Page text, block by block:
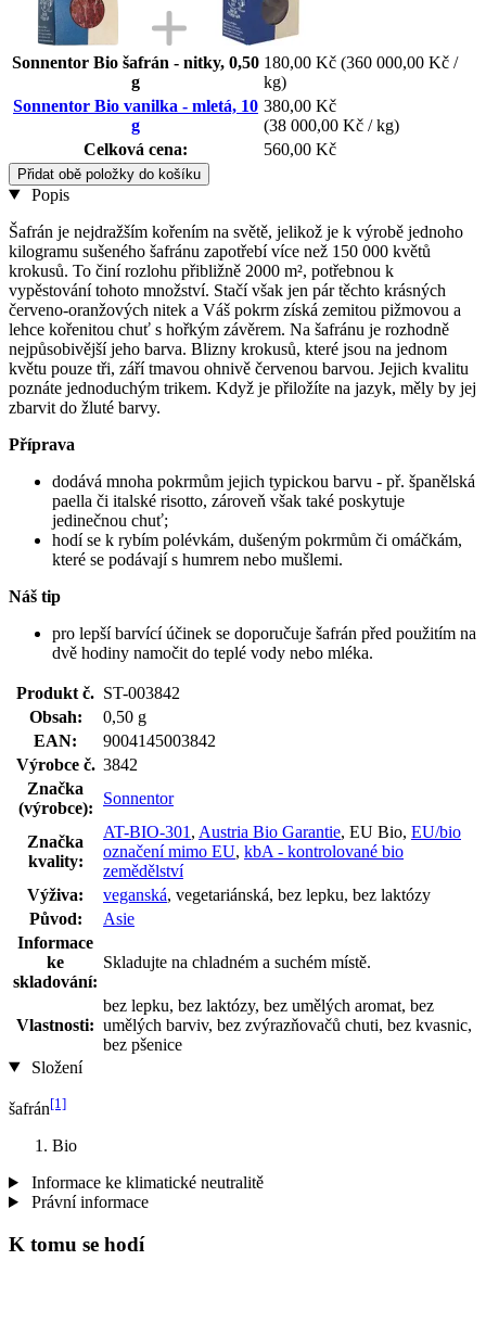
Sonnentor Bio šafrán - nitky, 0,50
g
180,00 Kč (360 000,00 Kč /
kg)
Sonnentor Bio vanilka - mletá, 10
g
380,00 Kč
(38 000,00 Kč / kg)
Celková cena:
560,00 Kč
Přidat obě položky do košíku
Popis
Šafrán je nejdražším kořením na světě, jelikož je k výrobě jednoho
kilogramu sušeného šafránu zapotřebí více než 150 000 květů
krokusů. To činí rozlohu přibližně 2000 m², potřebnou k
vypěstování tohoto množství. Stačí však jen pár těchto krásných
červeno-oranžových nitek a Váš pokrm získá zemitou pižmovou a
lehce kořenitou chuť s hořkým závěrem. Na šafránu je rozhodně
nejpůsobivější jeho barva. Blizny krokusů, které jsou na jednom
květu pouze tři, září tmavou ohnivě červenou barvou. Jejich kvalitu
poznáte jednoduchým trikem. Když je přiložíte na jazyk, měly by jej
zbarvit do žluté barvy.
Příprava
dodává mnoha pokrmům jejich typickou barvu - př. španělská
paella či italské risotto, zároveň však také poskytuje
jedinečnou chuť;
hodí se k rybím polévkám, dušeným pokrmům či omáčkám,
které se podávají s humrem nebo mušlemi.
Náš tip
pro lepší barvící účinek se doporučuje šafrán před použitím na
dvě hodiny namočit do teplé vody nebo mléka.
Produkt č. ST-003842
Obsah:
0,50 g
EAN:
9004145003842
Výrobce č. 3842
Značka
(výrobce):
Sonnentor
Značka
kvality:
AT-BIO-301 , Austria Bio Garantie, EU Bio, EU/bio
označení mimo EU, kbA - kontrolované bio
zemědělství
Výživa:
veganská, vegetariánská, bez lepku, bez laktózy
Původ:
Asie
Informace
ke
skladování:
Skladujte na chladném a suchém místě.
Vlastnosti:
bez lepku, bez laktózy, bez umělých aromat, bez
umělých barviv, bez zvýrazňovačů chuti, bez kvasnic,
bez pšenice
Složení
šafrán[1]
Bio
Informace ke klimatické neutralitě
Právní informace
K tomu se hodí